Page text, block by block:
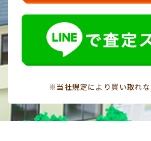
※当社規定により買い取れ